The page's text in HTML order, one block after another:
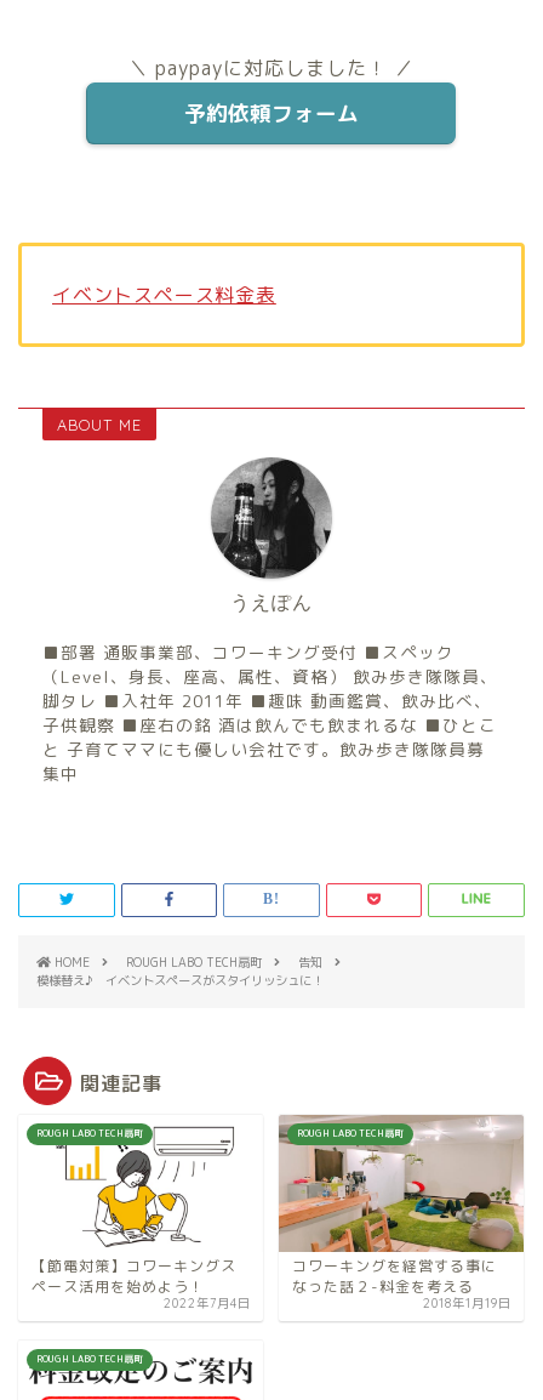
＼ paypayに対応しました！ ／
予約依頼フォーム
イベントスペース料金表
ABOUT ME
うえぽん
■部署 通販事業部、コワーキング受付 ■スペック
（Level、身長、座高、属性、資格） 飲み歩き隊隊員、
脚タレ ■入社年 2011年 ■趣味 動画鑑賞、飲み比べ、
子供観察 ■座右の銘 酒は飲んでも飲まれるな ■ひとこ
と 子育てママにも優しい会社です。飲み歩き隊隊員募
集中
HOME ROUGH LABO TECH扇町
告知
模様替え♪ イベントスペースがスタイリッシュに！
関連記事
ROUGH LABO TECH扇町
【節電対策】コワーキングス
ペース活用を始めよう！
2022年7月4日
ROUGH LABO TECH扇町
コワーキングを経営する事に
なった話２-料金を考える
2018年1月19日
ROUGH LABO TECH扇町